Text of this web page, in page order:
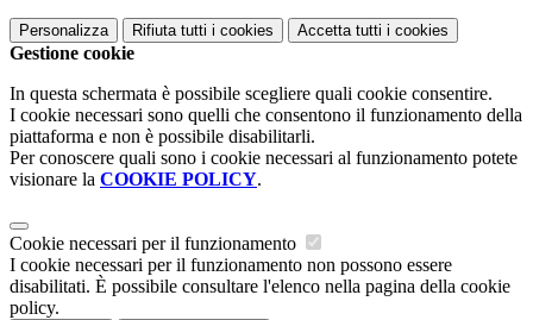
Personalizza Rifiuta tutti i cookies Accetta tutti i cookies
Gestione cookie
In questa schermata è possibile scegliere quali cookie consentire.
I cookie necessari sono quelli che consentono il funzionamento della
piattaforma e non è possibile disabilitarli.
Per conoscere quali sono i cookie necessari al funzionamento potete
visionare la COOKIE POLICY.
Cookie necessari per il funzionamento
I cookie necessari per il funzionamento non possono essere
disabilitati. È possibile consultare l'elenco nella pagina della cookie
policy.